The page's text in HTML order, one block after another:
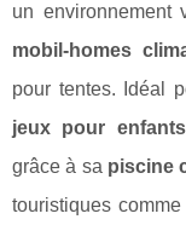
un environnement
mobil-homes
pour tentes. Idéal
jeux pour enfants
grâce à sa piscine
touristiques